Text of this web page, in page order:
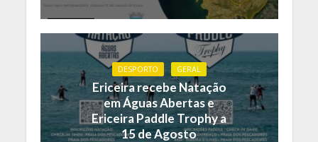
DESPORTO GERAL
Ericeira recebe Natação
em Águas Abertas e
Ericeira Paddle Trophy a
15 de Agosto